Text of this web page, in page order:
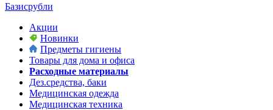
Базисрубли
Акции
Новинки
Предметы гигиены
Товары для дома и офиса
Расходные материалы
Дез.средства, баки
Медицинская одежда
Медицинская техника